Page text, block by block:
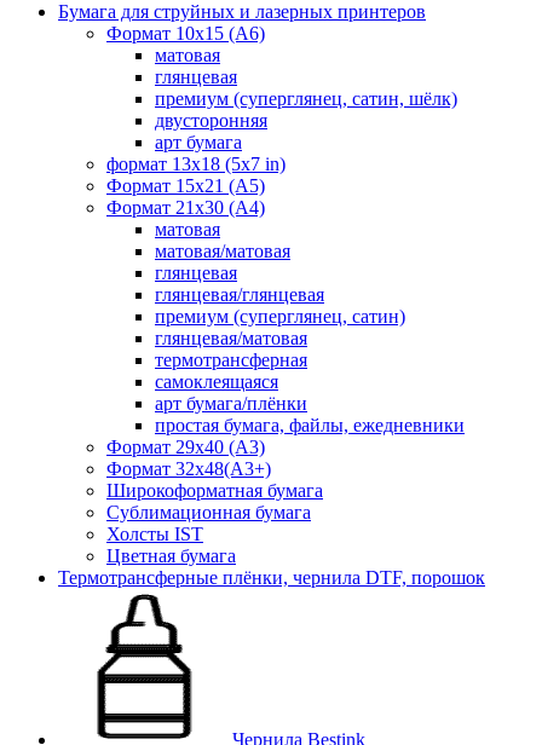
Бумага для струйных и лазерных принтеров
Формат 10х15 (A6)
матовая
глянцевая
премиум (суперглянец, сатин, шёлк)
двусторонняя
арт бумага
формат 13x18 (5x7 in)
Формат 15х21 (A5)
Формат 21х30 (А4)
матовая
матовая/матовая
глянцевая
глянцевая/глянцевая
премиум (суперглянец, сатин)
глянцевая/матовая
термотрансферная
самоклеящаяся
арт бумага/плёнки
простая бумага, файлы, ежедневники
Формат 29х40 (А3)
Формат 32х48(А3+)
Широкоформатная бумага
Сублимационная бумага
Холсты IST
Цветная бумага
Термотрансферные плёнки, чернила DTF, порошок
Чернила Bestink